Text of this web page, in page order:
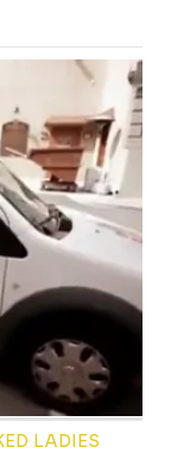
LADIES